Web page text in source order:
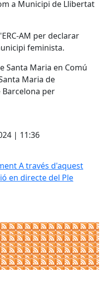
a Municipi de Llibertat
AM per declarar
feminista.
Santa Maria en Comú
Maria de
per
| 11:36
A través d'aquest
en directe del Ple